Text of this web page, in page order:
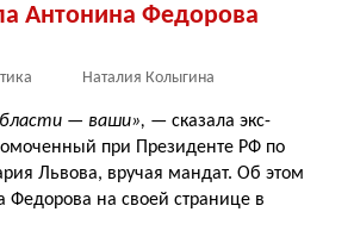
Антонина Федорова
Наталия Колыгина
— ваши», — сказала экс-
при Президенте РФ по
Львова, вручая мандат. Об этом
Федорова на своей странице в